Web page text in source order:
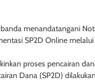
menandatangani
SP2D Online melalui
proses pencairan
Dana (SP2D)